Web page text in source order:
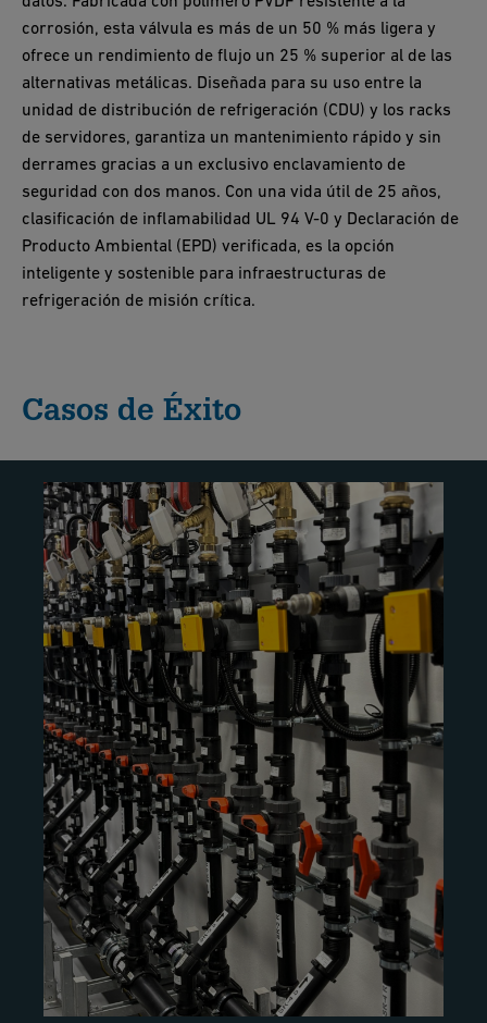
corrosión, esta válvula es más de un 50 % más ligera y
ofrece un rendimiento de flujo un 25 % superior al de las
alternativas metálicas. Diseñada para su uso entre la
unidad de distribución de refrigeración (CDU) y los racks
de servidores, garantiza un mantenimiento rápido y sin
derrames gracias a un exclusivo enclavamiento de
seguridad con dos manos. Con una vida útil de 25 años,
clasificación de inflamabilidad UL 94 V-0 y Declaración de
Producto Ambiental (EPD) verificada, es la opción
inteligente y sostenible para infraestructuras de
refrigeración de misión crítica.
Casos de Éxito